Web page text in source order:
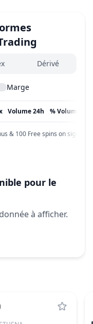
Dérivé
Marge
Volume 24h % Volume
& 100 Free spins on sign up!
pour le
à afficher.